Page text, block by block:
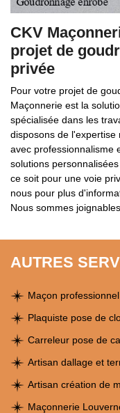
CKV
projet de
privée
Pour votre projet de
Maçonnerie est la
spécialisée dans les
disposons de
avec professionnalisme
solutions
ce soit pour une voie
nous pour plus
Nous sommes
AUTRES
Maçon
Plaquiste pose de
Carreleur pose de
Artisan dallage et
Artisan création de
Maçonnerie